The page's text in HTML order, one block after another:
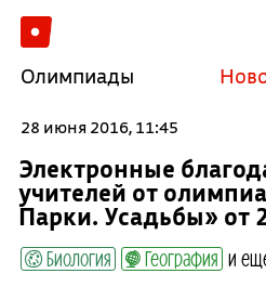
Олимпиады
28 июня 2016, 11:45
Электронные
учителей от
Парки. Усадьбы» от
Биология География и